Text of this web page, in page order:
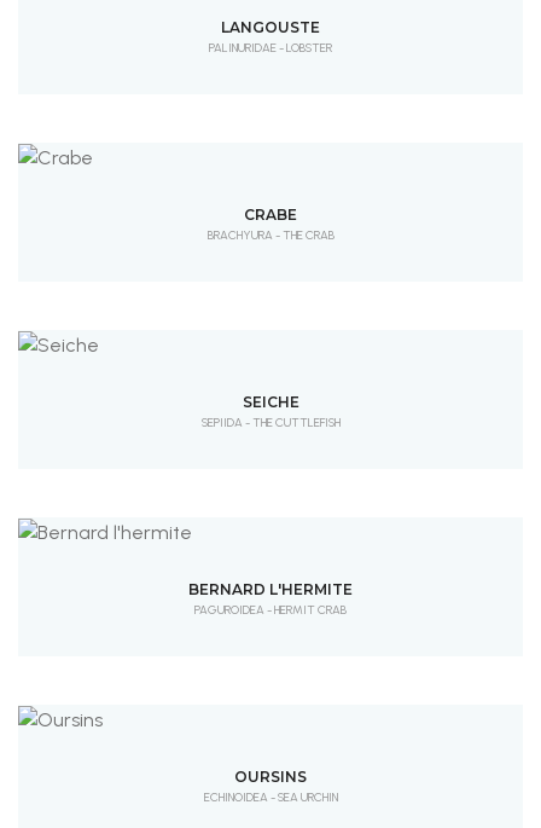
LANGOUSTE
PALINURIDAE - LOBSTER
CRABE
BRACHYURA - THE CRAB
SEICHE
SEPIIDA - THE CUTTLEFISH
BERNARD L'HERMITE
PAGUROIDEA - HERMIT CRAB
OURSINS
ECHINOIDEA - SEA URCHIN